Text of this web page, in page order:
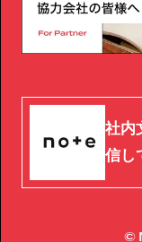
社内
信し
©